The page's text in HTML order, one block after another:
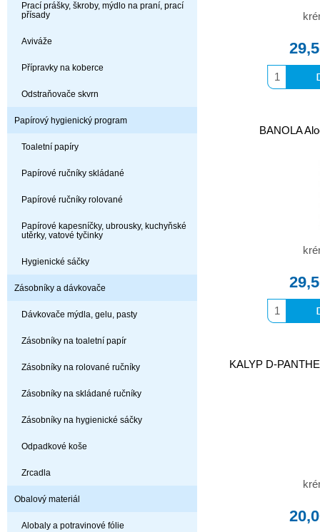
Prací prášky, škroby, mýdlo na praní, prací
přísady
Aviváže
Přípravky na koberce
Odstraňovače skvrn
Papírový hygienický program
Toaletní papíry
Papírové ručníky skládané
Papírové ručníky rolované
Papírové kapesníčky, ubrousky, kuchyňské
utěrky, vatové tyčinky
Hygienické sáčky
Zásobníky a dávkovače
Dávkovače mýdla, gelu, pasty
Zásobníky na toaletní papír
Zásobníky na rolované ručníky
Zásobníky na skládané ručníky
Zásobníky na hygienické sáčky
Odpadkové koše
Zrcadla
Obalový materiál
Alobaly a potravinové fólie
BANOLA
KALYP D-